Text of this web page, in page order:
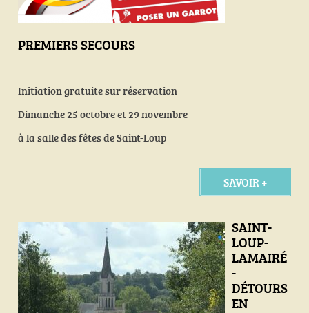
PREMIERS SECOURS
Initiation gratuite sur réservation
Dimanche 25 octobre et 29 novembre
à la salle des fêtes de Saint-Loup
SAVOIR +
SAINT-
LOUP-
LAMAIRÉ
-
DÉTOURS
EN